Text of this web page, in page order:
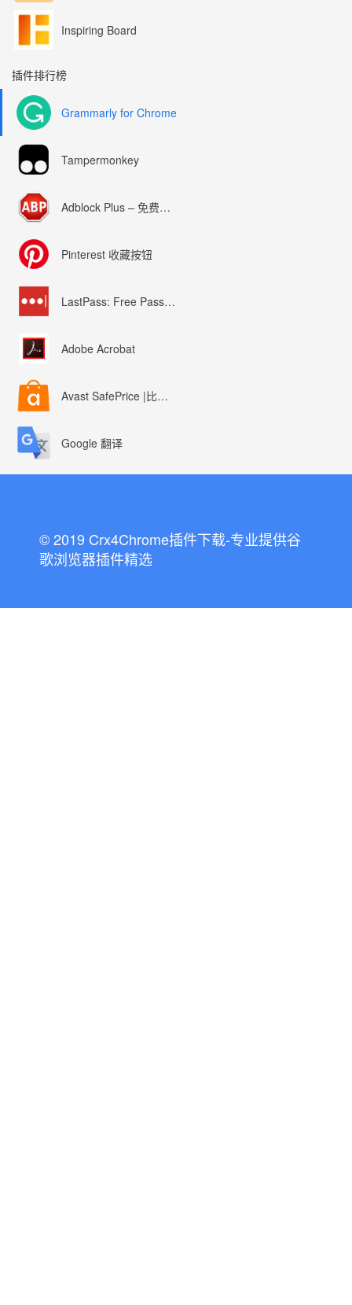
Inspiring Board
插件排行榜
Grammarly for Chrome
Tampermonkey
Adblock Plus – 免费的广告拦截器
Pinterest 收藏按钮
LastPass: Free Password Manager
Adobe Acrobat
Avast SafePrice |比较、交易、优惠券
Google 翻译
© 2019 Crx4Chrome插件下载-专业提供谷
歌浏览器插件精选